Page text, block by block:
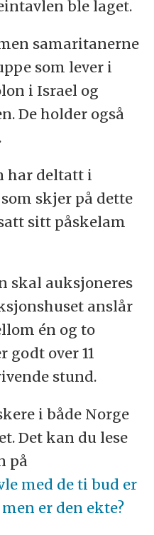
ble laget.
samaritanerne
som lever i
i Israel og
De holder også
har deltatt i
skjer på dette
sitt påskelam
skal auksjoneres
anslår
én og to
godt over 11
stund.
i både Norge
Det kan du lese
på
med de ti bud er
er den ekte?